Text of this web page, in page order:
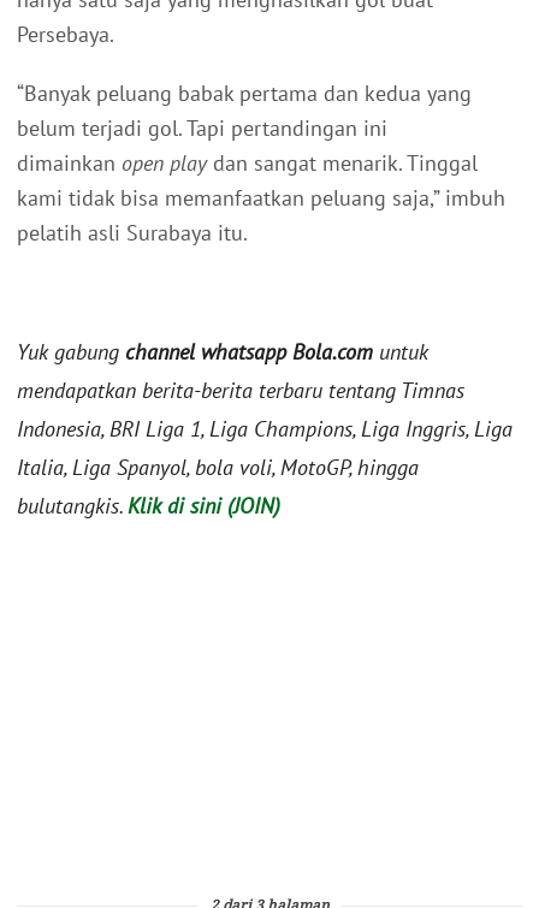
Persebaya.
“Banyak peluang babak pertama dan kedua yang
belum terjadi gol. Tapi pertandingan ini
dimainkan open playdan sangat menarik. Tinggal
kami tidak bisa memanfaatkan peluang saja,” imbuh
pelatih asli Surabaya itu.
Yuk gabung channel whatsapp Bola.com untuk
mendapatkan berita-berita terbaru tentang Timnas
Indonesia, BRI Liga 1, Liga Champions, Liga Inggris, Liga
Italia, Liga Spanyol, bola voli, MotoGP, hingga
bulutangkis.Klik di sini (JOIN)